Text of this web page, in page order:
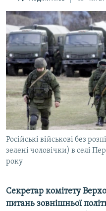
ВСЕ ЗА ДЕНЬ
СПЕЦПРОЕКТИ
ДЕПОРТАЦІЯ
ВІДЕОУРОКИ «ELIFBE»
СВІДЧЕННЯ ОКУПАЦІЇ
УКРАЇНСЬКА ПРОБЛЕМА
ІНФОГРАФІКА
ЯК ОБІЙТИ БЛОКУВАННЯ
Русский
Qırımtatar
ДОЛУЧАЙСЯ!
Російські військові без
зелені чоловічки) в селі
року
Секретар комітету
питань зовнішньої